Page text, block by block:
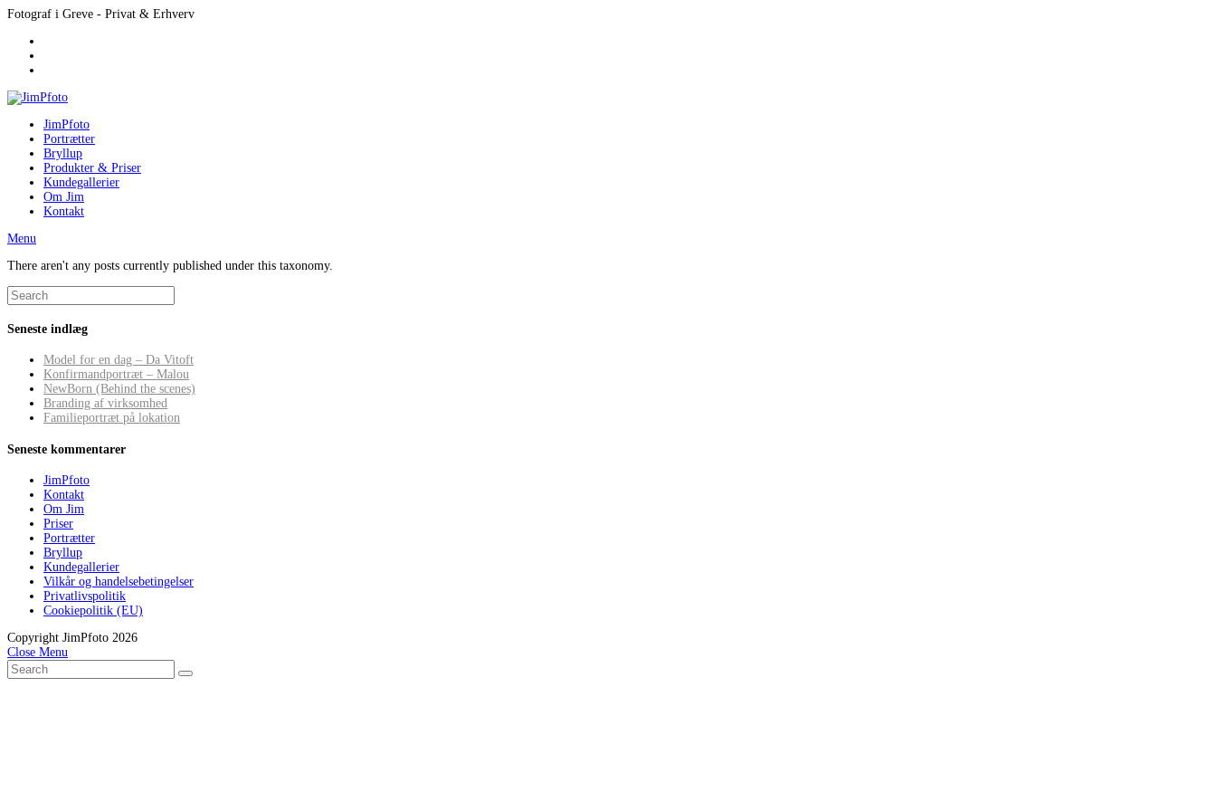
Fotograf i Greve - Privat & Erhverv
JimPfoto
Portrætter
Bryllup
Produkter & Priser
Kundegallerier
Om Jim
Kontakt
Menu
There aren't any posts currently published under this taxonomy.
Seneste indlæg
Model for en dag – Da Vitoft
Konfirmandportræt – Malou
NewBorn (Behind the scenes)
Branding af virksomhed
Familieportræt på lokation
Seneste kommentarer
JimPfoto
Kontakt
Om Jim
Priser
Portrætter
Bryllup
Kundegallerier
Vilkår og handelsebetingelser
Privatlivspolitik
Cookiepolitik (EU)
Copyright JimPfoto 2026
Close Menu